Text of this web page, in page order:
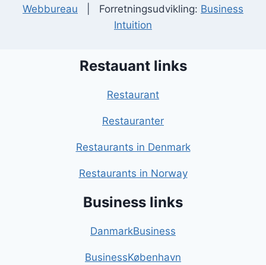
Webbureau | Forretningsudvikling: Business
Intuition
Restauant links
Restaurant
Restauranter
Restaurants in Denmark
Restaurants in Norway
Business links
DanmarkBusiness
BusinessKøbenhavn